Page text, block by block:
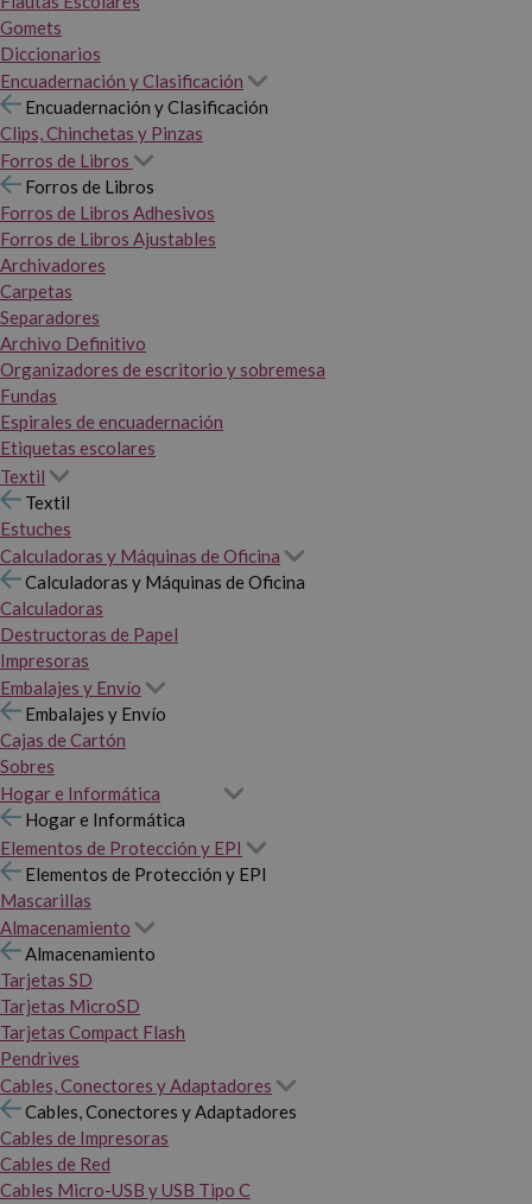
Gomets
Diccionarios
Encuadernación y Clasificación
Encuadernación y Clasificación
Clips, Chinchetas y Pinzas
Forros de Libros
Forros de Libros
Forros de Libros Adhesivos
Forros de Libros Ajustables
Archivadores
Carpetas
Separadores
Archivo Definitivo
Organizadores de escritorio y sobremesa
Fundas
Espirales de encuadernación
Etiquetas escolares
Textil
Textil
Estuches
Calculadoras y Máquinas de Oficina
Calculadoras y Máquinas de Oficina
Calculadoras
Destructoras de Papel
Impresoras
Embalajes y Envío
Embalajes y Envío
Cajas de Cartón
Sobres
Hogar e Informática
Hogar e Informática
Elementos de Protección y EPI
Elementos de Protección y EPI
Mascarillas
Almacenamiento
Almacenamiento
Tarjetas SD
Tarjetas MicroSD
Tarjetas Compact Flash
Pendrives
Cables, Conectores y Adaptadores
Cables, Conectores y Adaptadores
Cables de Impresoras
Cables de Red
Cables Micro-USB y USB Tipo C